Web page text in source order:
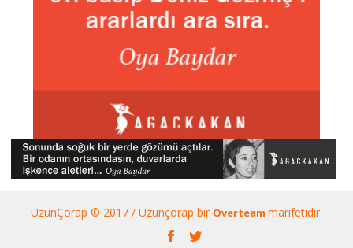
UzunÇorap © 2017 / Uzunçorap bir Overteam marifetidir.